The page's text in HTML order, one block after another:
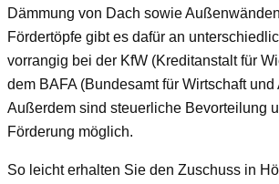
Dämmung von Dach sowie
Fördertöpfe gibt es dafür an
vorrangig bei der KfW (Kreditanstalt für
dem BAFA (Bundesamt für Wirtschaft
Außerdem sind steuerliche Bevorteilung
Förderung möglich.
So leicht erhalten Sie den Zuschuss in